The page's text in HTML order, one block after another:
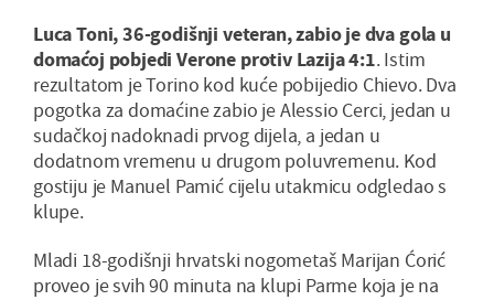
Luca Toni, 36-godišnji veteran, zabio je dva gola u
domaćoj pobjedi Verone protiv Lazija 4:1. Istim
rezultatom je Torino kod kuće pobijedio Chievo. Dva
pogotka za domaćine zabio je Alessio Cerci, jedan u
sudačkoj nadoknadi prvog dijela, a jedan u
dodatnom vremenu u drugom poluvremenu. Kod
gostiju je Manuel Pamić cijelu utakmicu odgledao s
klupe.
Mladi 18-godišnji hrvatski nogometaš Marijan Ćorić
proveo je svih 90 minuta na klupi Parme koja je na